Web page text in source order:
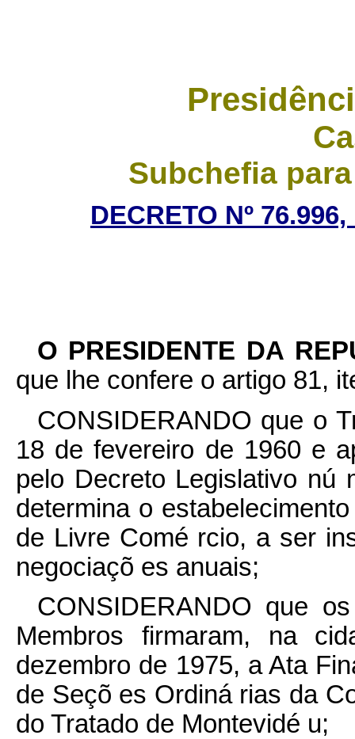
Subchefia
DECRETO Nº
O PRESIDENTE DA
que lhe confere o artigo 81,
CONSIDERANDO que o
18 de fevereiro de 1960 e
pelo Decreto Legislativo nú
determina o
de Livre Comé rcio, a ser
negociaçõ es anuais;
CONSIDERANDO que
Membros firmaram, na
dezembro de 1975, a Ata
de Seçõ es Ordiná rias da
do Tratado de Montevidé u;